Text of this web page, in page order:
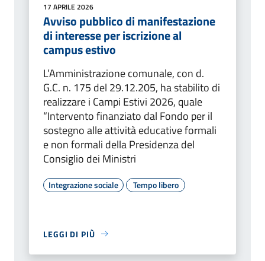
17 APRILE 2026
Avviso pubblico di manifestazione
di interesse per iscrizione al
campus estivo
L’Amministrazione comunale, con d.
G.C. n. 175 del 29.12.205, ha stabilito di
realizzare i Campi Estivi 2026, quale
“Intervento finanziato dal Fondo per il
sostegno alle attività educative formali
e non formali della Presidenza del
Consiglio dei Ministri
Integrazione sociale Tempo libero
LEGGI DI PIÙ